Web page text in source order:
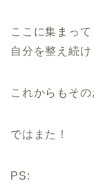
ここに集まっ
自分を整え続け
これからもそ
ではまた！
PS: